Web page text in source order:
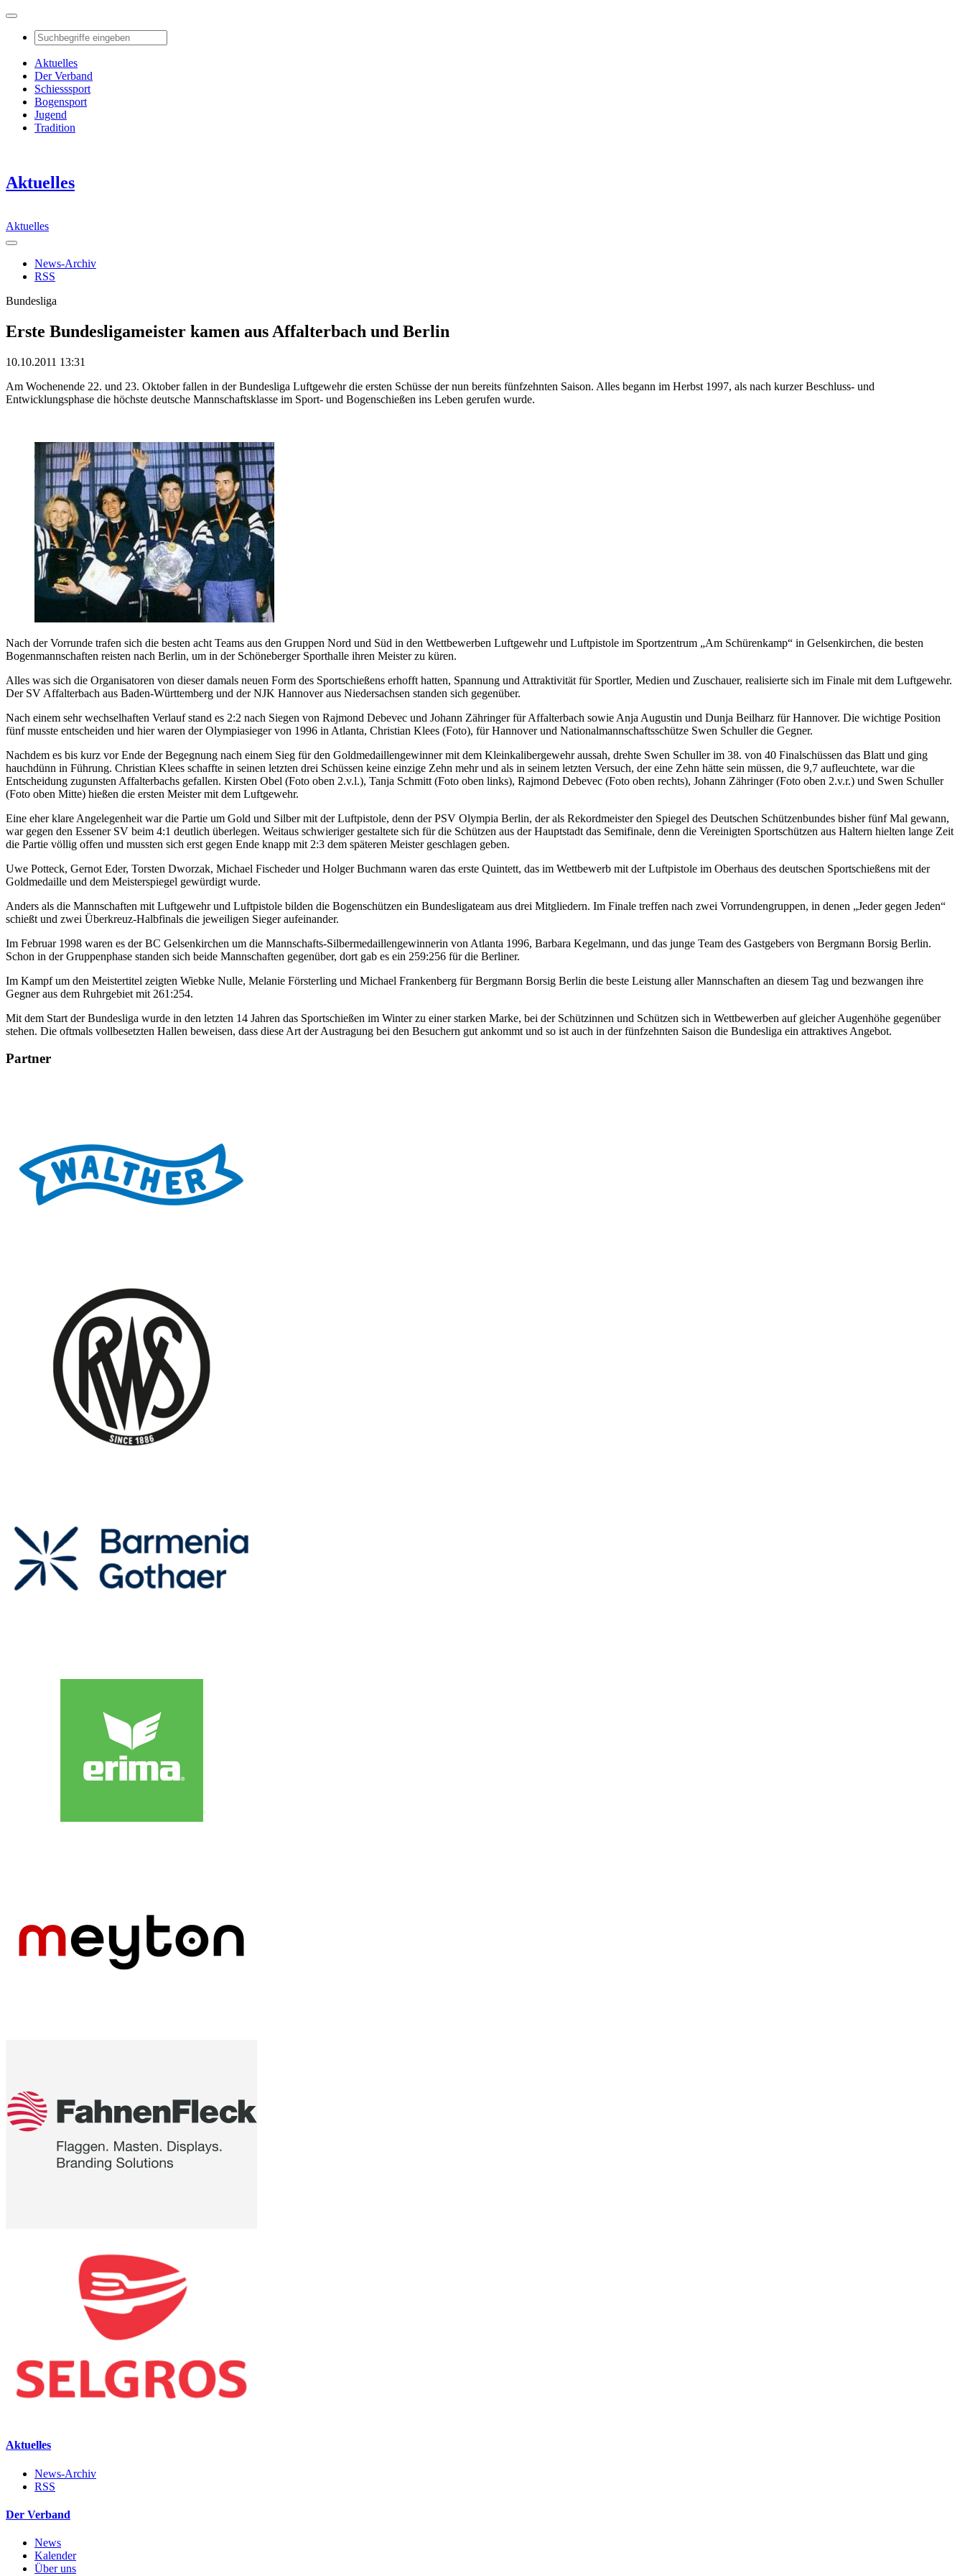
Aktuelles
Der Verband
Schiesssport
Bogensport
Jugend
Tradition
Aktuelles
Aktuelles
News-Archiv
RSS
Bundesliga
Erste Bundesligameister kamen aus Affalterbach und Berlin
10.10.2011 13:31
Am Wochenende 22. und 23. Oktober fallen in der Bundesliga Luftgewehr die ersten Schüsse der nun bereits fünfzehnten Saison. Alles begann im Herbst 1997, als nach kurzer Beschluss- und
Entwicklungsphase die höchste deutsche Mannschaftsklasse im Sport- und Bogenschießen ins Leben gerufen wurde.
Nach der Vorrunde trafen sich die besten acht Teams aus den Gruppen Nord und Süd in den Wettbewerben Luftgewehr und Luftpistole im Sportzentrum „Am Schürenkamp“ in Gelsenkirchen, die besten
Bogenmannschaften reisten nach Berlin, um in der Schöneberger Sporthalle ihren Meister zu küren.
Alles was sich die Organisatoren von dieser damals neuen Form des Sportschießens erhofft hatten, Spannung und Attraktivität für Sportler, Medien und Zuschauer, realisierte sich im Finale mit dem Luftgewehr.
Der SV Affalterbach aus Baden-Württemberg und der NJK Hannover aus Niedersachsen standen sich gegenüber.
Nach einem sehr wechselhaften Verlauf stand es 2:2 nach Siegen von Rajmond Debevec und Johann Zähringer für Affalterbach sowie Anja Augustin und Dunja Beilharz für Hannover. Die wichtige Position
fünf musste entscheiden und hier waren der Olympiasieger von 1996 in Atlanta, Christian Klees (Foto), für Hannover und Nationalmannschaftsschütze Swen Schuller die Gegner.
Nachdem es bis kurz vor Ende der Begegnung nach einem Sieg für den Goldmedaillengewinner mit dem Kleinkalibergewehr aussah, drehte Swen Schuller im 38. von 40 Finalschüssen das Blatt und ging
hauchdünn in Führung. Christian Klees schaffte in seinen letzten drei Schüssen keine einzige Zehn mehr und als in seinem letzten Versuch, der eine Zehn hätte sein müssen, die 9,7 aufleuchtete, war die
Entscheidung zugunsten Affalterbachs gefallen. Kirsten Obel (Foto oben 2.v.l.), Tanja Schmitt (Foto oben links), Rajmond Debevec (Foto oben rechts), Johann Zähringer (Foto oben 2.v.r.) und Swen Schuller
(Foto oben Mitte) hießen die ersten Meister mit dem Luftgewehr.
Eine eher klare Angelegenheit war die Partie um Gold und Silber mit der Luftpistole, denn der PSV Olympia Berlin, der als Rekordmeister den Spiegel des Deutschen Schützenbundes bisher fünf Mal gewann,
war gegen den Essener SV beim 4:1 deutlich überlegen. Weitaus schwieriger gestaltete sich für die Schützen aus der Hauptstadt das Semifinale, denn die Vereinigten Sportschützen aus Haltern hielten lange Zeit
die Partie völlig offen und mussten sich erst gegen Ende knapp mit 2:3 dem späteren Meister geschlagen geben.
Uwe Potteck, Gernot Eder, Torsten Dworzak, Michael Fischeder und Holger Buchmann waren das erste Quintett, das im Wettbewerb mit der Luftpistole im Oberhaus des deutschen Sportschießens mit der
Goldmedaille und dem Meisterspiegel gewürdigt wurde.
Anders als die Mannschaften mit Luftgewehr und Luftpistole bilden die Bogenschützen ein Bundesligateam aus drei Mitgliedern. Im Finale treffen nach zwei Vorrundengruppen, in denen „Jeder gegen Jeden“
schießt und zwei Überkreuz-Halbfinals die jeweiligen Sieger aufeinander.
Im Februar 1998 waren es der BC Gelsenkirchen um die Mannschafts-Silbermedaillengewinnerin von Atlanta 1996, Barbara Kegelmann, und das junge Team des Gastgebers von Bergmann Borsig Berlin.
Schon in der Gruppenphase standen sich beide Mannschaften gegenüber, dort gab es ein 259:256 für die Berliner.
Im Kampf um den Meistertitel zeigten Wiebke Nulle, Melanie Försterling und Michael Frankenberg für Bergmann Borsig Berlin die beste Leistung aller Mannschaften an diesem Tag und bezwangen ihre
Gegner aus dem Ruhrgebiet mit 261:254.
Mit dem Start der Bundesliga wurde in den letzten 14 Jahren das Sportschießen im Winter zu einer starken Marke, bei der Schützinnen und Schützen sich in Wettbewerben auf gleicher Augenhöhe gegenüber
stehen. Die oftmals vollbesetzten Hallen beweisen, dass diese Art der Austragung bei den Besuchern gut ankommt und so ist auch in der fünfzehnten Saison die Bundesliga ein attraktives Angebot.
Partner
Aktuelles
News-Archiv
RSS
Der Verband
News
Kalender
Über uns